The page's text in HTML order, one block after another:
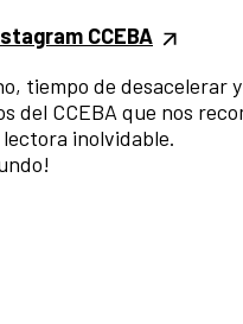
CCEBA
tiempo de desacelerar
del CCEBA que nos
inolvidable.